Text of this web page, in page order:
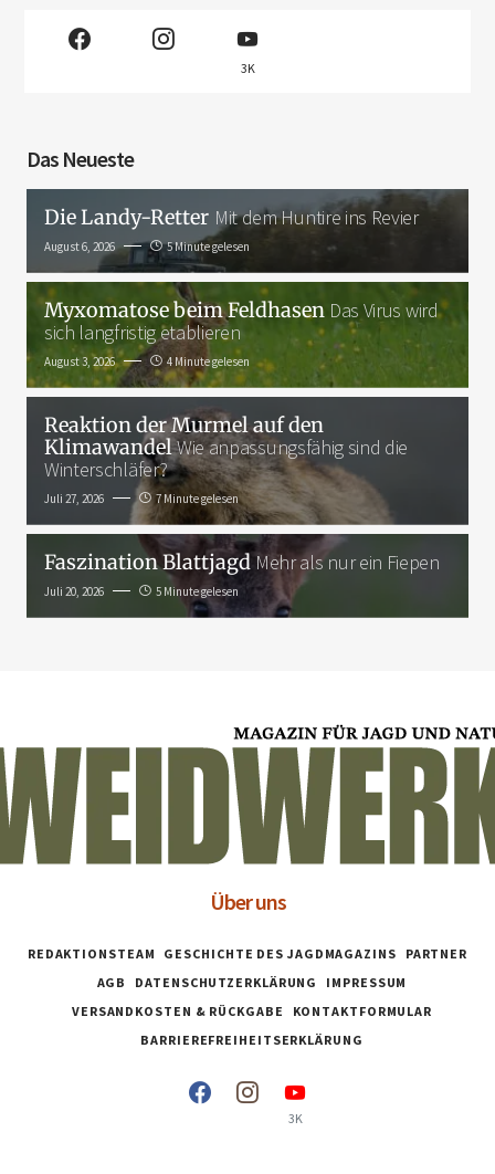
3K
Das Neueste
Die Landy-Retter Mit dem Huntire ins Revier
August 6, 2026 5 Minute gelesen
Myxomatose beim Feldhasen Das Virus wird
sich langfristig etablieren
August 3, 2026 4 Minute gelesen
Reaktion der Murmel auf den
KlimawandelWie anpassungsfähig sind die
Winterschläfer?
Juli 27, 2026 7 Minute gelesen
Faszination BlattjagdMehr als nur ein Fiepen
Juli 20, 2026 5 Minute gelesen
Über uns
REDAKTIONSTEAM GESCHICHTE DES JAGDMAGAZINS
PARTNER
AGB
DATENSCHUTZERKLÄRUNG
IMPRESSUM
VERSANDKOSTEN & RÜCKGABE
KONTAKTFORMULAR
BARRIEREFREIHEITSERKLÄRUNG
3K